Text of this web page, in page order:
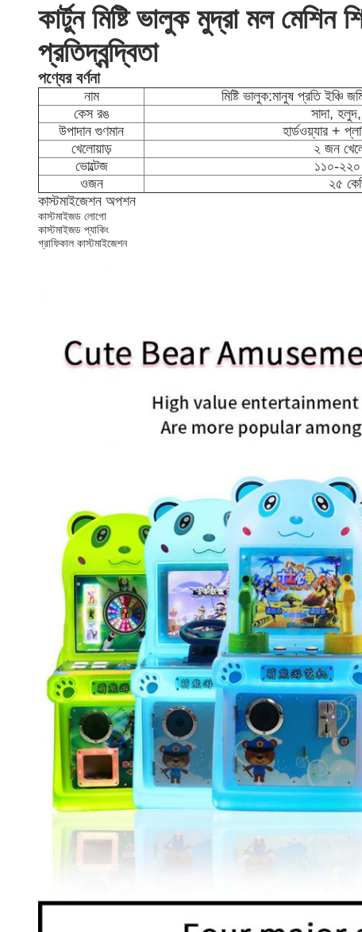
কার্টুন মিষ্টি ভালুক মুদ্রা মল মেশিন
প্রতিদ্বন্দ্বিতা
পণ্যের বর্ণনা
নাম মিষ্টি ভালুক:মানুষ প্রতি ইঞ্চি
কেস রঙ
সাদা,
উপাদান গুণমান
হার্ডওয়্যার +
খেলোয়াড়
২ জন
ভোল্টেজ
১১০-২২০
ওজন
২৫
কাস্টমাইজেশন অপশন
কাস্টমাইজড লোগো
কাস্টমাইজড প্যাকিং
গ্রাফিকাল কাস্টমাইজেশন